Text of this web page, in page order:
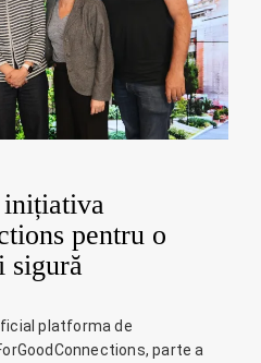
inițiativa
pentru o
sigură
platforma de
parte a